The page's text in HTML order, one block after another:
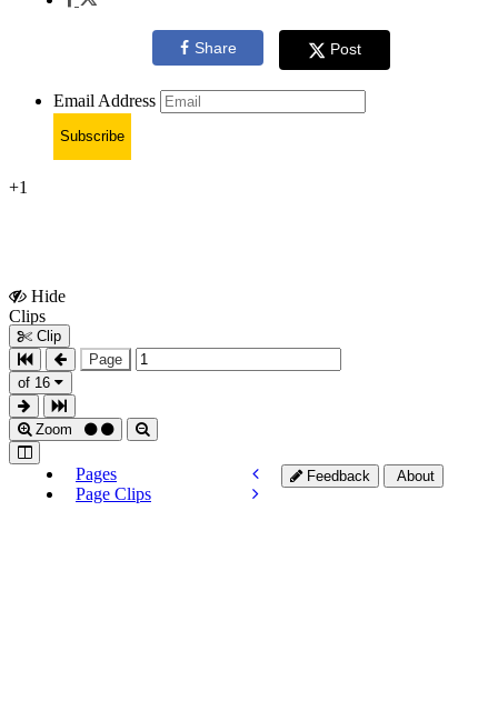
Share Post
Email Address
Subscribe
+1
Hide
Clips
Clip
Page
of 16
Zoom
Pages
Page Clips
Feedback About